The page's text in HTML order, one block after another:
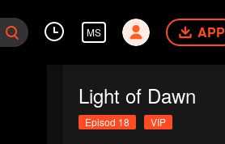
MS APP
Light of Dawn
Episod 18 VIP